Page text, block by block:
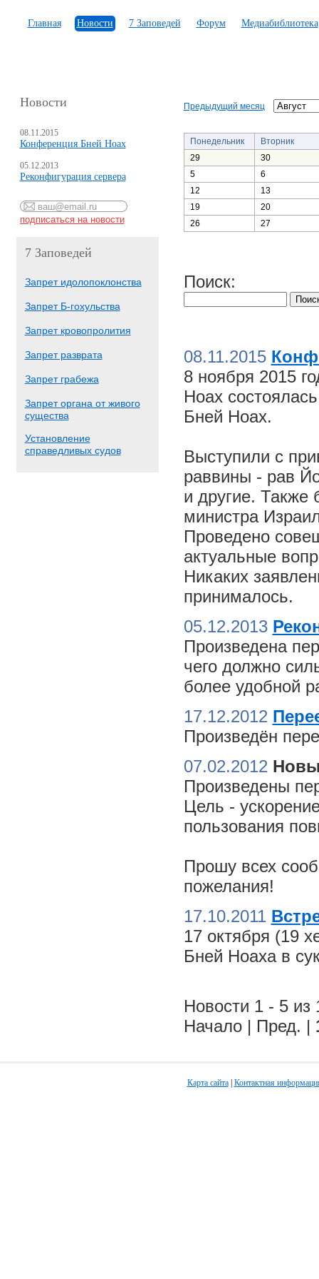
Главная Новости 7 Заповедей Форум Медиабиблиотека
Новости
08.11.2015
Конференция Бней Ноах
05.12.2013
Реконфигурация сервера
7 Заповедей
Запрет идолопоклонства
Запрет Б-гохульства
Запрет кровопролития
Запрет разврата
Запрет грабежа
Запрет органа от живого
существа
Установление
справедливых судов
Предыдущий месяц
Понедельник
Вторник
29
30
5
6
12
13
19
20
26
27
Поиск:
08.11.2015
8 ноября 2015
Ноах
Бней Ноах.
Выступили с
раввины - рав
и другие. Также
министра
Проведено
актуальные
Никаких
принималось.
05.12.2013
Произведена
чего должно
более удобной
17.12.2012
Произведён
07.02.2012
Произведены
Цель -
пользования
Прошу всех
пожелания!
17.10.2011
17 октября (19
Бней Ноаха в
Новости 1 - 5 из
Начало | Пред. |
Карта сайта| Контактная